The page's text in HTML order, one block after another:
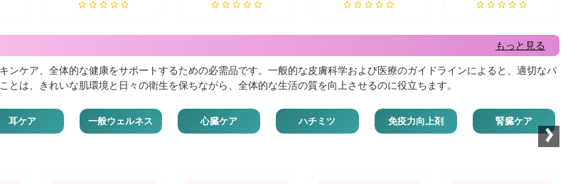
もっと見る
ンケア、全体的な健康をサポートするための必需品です。一般的な皮膚科学および医療のガイドラインによると、適切なパ
とは、きれいな肌環境と日々の衛生を保ちながら、全体的な生活の質を向上させるのに役立ちます。
耳ケア 一般ウェルネス 心臓ケア ハチミツ 免疫力向上剤 腎臓ケア ›